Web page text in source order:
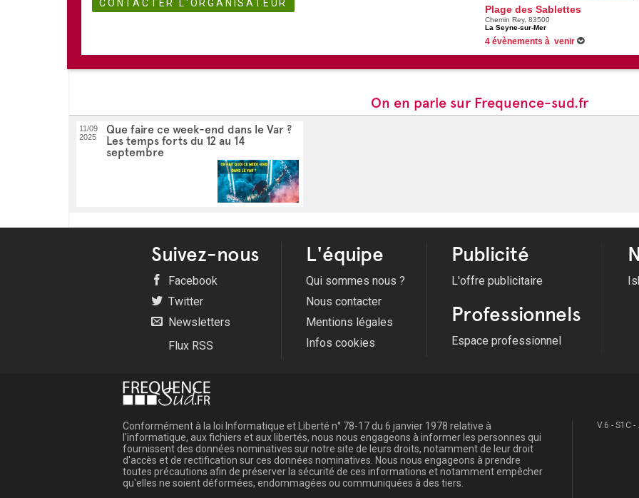
Plage des Sablettes
Chemin Rey, 83500
La Seyne-sur-Mer
4 évènements à venir
On en parle sur Frequence-sud.fr
11/09
2025
Que faire ce week-end dans le Var ?
Les temps forts du 12 au 14
septembre
Suivez-nous
Facebook
Twitter
Newsletters
Flux RSS
L'équipe
Qui sommes nous ?
Nous contacter
Mentions légales
Infos cookies
Publicité
L'offre publicitaire
Professionnels
Espace professionnel
Conformément à la loi Informatique et Liberté n° 78-17 du 6 janvier 1978 relative à
l'informatique, aux fichiers et aux libertés, nous nous engageons à informer les personnes qui
fournissent des données nominatives sur notre site de leurs droits, notamment de leur droit
d'accès et de rectification sur ces données nominatives. Nous nous engageons à prendre
toutes précautions afin de préserver la sécurité de ces informations et notamment empêcher
qu'elles ne soient déformées, endommagées ou communiquées à des tiers.
V.6 - S1C